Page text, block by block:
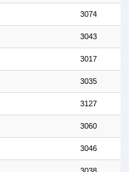
3074
3043
3017
3035
3127
3060
3046